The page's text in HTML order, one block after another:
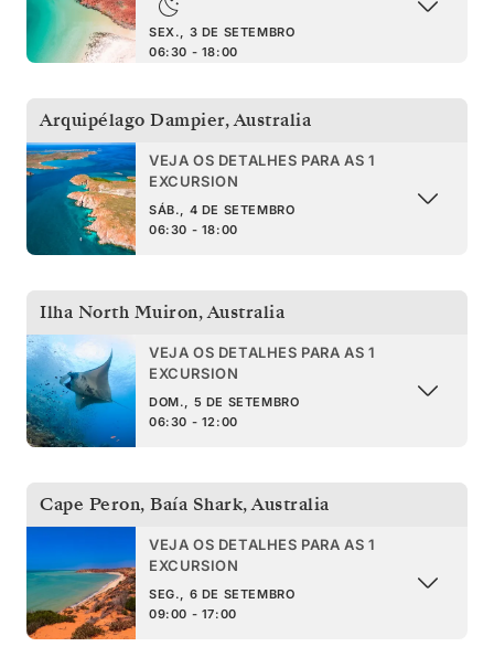
SEX., 3 DE SETEMBRO
06:30 - 18:00
Arquipélago Dampier,Australia
VEJA OS DETALHES PARA AS 1
EXCURSION
SÁB., 4 DE SETEMBRO
06:30 - 18:00
Ilha North Muiron,Australia
VEJA OS DETALHES PARA AS 1
EXCURSION
DOM., 5 DE SETEMBRO
06:30 - 12:00
Cape Peron, Baía Shark,Australia
VEJA OS DETALHES PARA AS 1
EXCURSION
SEG., 6 DE SETEMBRO
09:00 - 17:00